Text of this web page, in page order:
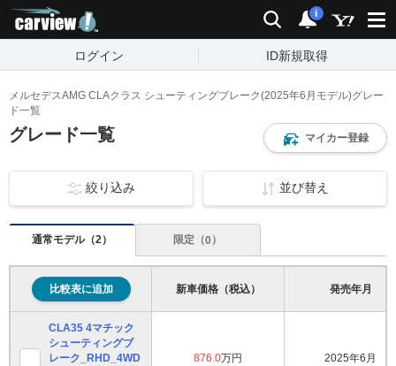
検索 通知
i
ログイン ID新規取得
メルセデスAMG CLAクラス シューティングブレーク(2025年6月モデル)グレー
ド一覧
グレード一覧 マイカー登録
絞り込み 並び替え
通常モデル（2） 限定（0 ）
比較表に追加 新車価格（税込） 発売年月
CLA35 4マチック
シューティングブ
レーク_RHD_4WD
876.0万円 2025年6月